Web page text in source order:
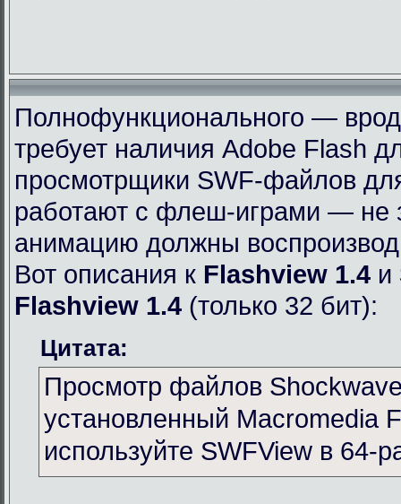
Полнофункционального —
требует наличия Adobe Flash
просмотрщики SWF-файлов
работают с флеш-играми —
анимацию должны
Вот описания к Flashview 1.4 и
Flashview 1.4 (только 32 бит):
Цитата:
Просмотр файлов
установленный Macromedia
используйте SWFView в 64-